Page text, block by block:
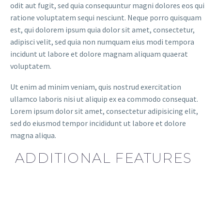
odit aut fugit, sed quia consequuntur magni dolores eos qui
ratione voluptatem sequi nesciunt. Neque porro quisquam
est, qui dolorem ipsum quia dolor sit amet, consectetur,
adipisci velit, sed quia non numquam eius modi tempora
incidunt ut labore et dolore magnam aliquam quaerat
voluptatem.
Ut enim ad minim veniam, quis nostrud exercitation
ullamco laboris nisi ut aliquip ex ea commodo consequat.
Lorem ipsum dolor sit amet, consectetur adipisicing elit,
sed do eiusmod tempor incididunt ut labore et dolore
magna aliqua.
ADDITIONAL FEATURES